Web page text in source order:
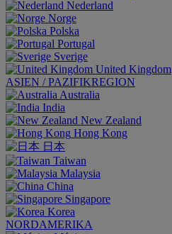
Nederland
Norge
Polska
Portugal
Sverige
United Kingdom
ASIEN / PAZIFIKREGION
Australia
India
New Zealand
Hong Kong
日本
Taiwan
Malaysia
China
Singapore
Korea
NORDAMERIKA